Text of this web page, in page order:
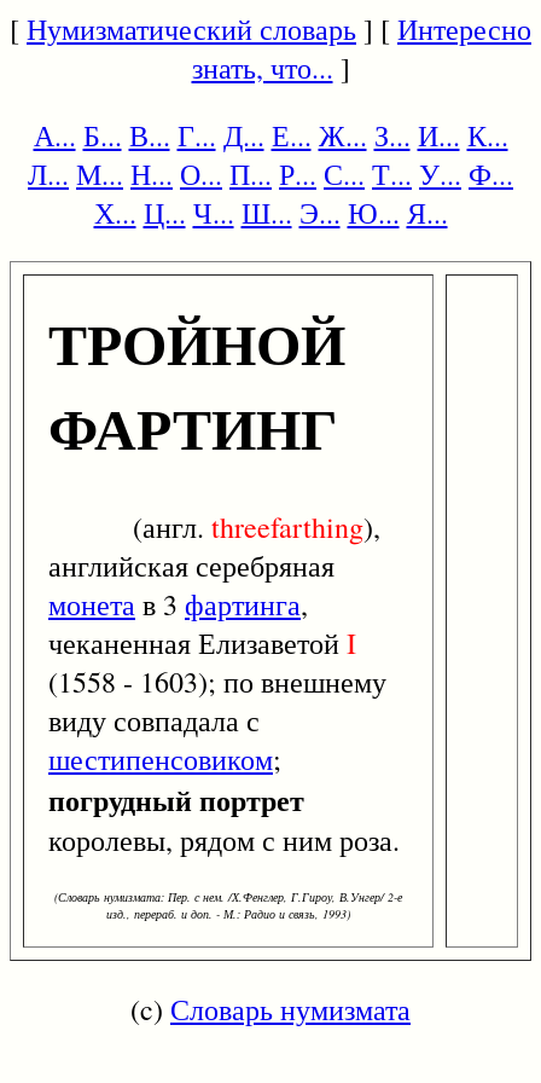
[Нумизматический словарь] [Интересно
знать, что... ]
А... Б... В... Г... Д... Е... Ж... З... И... К...
Л... М... Н... О... П... Р... С... Т... У... Ф...
Х... Ц... Ч... Ш... Э... Ю... Я...
ТРОЙНОЙ
ФАРТИНГ
(англ. threefarthing),
английская серебряная
монетав 3 фартинга,
чеканенная ЕлизаветойI
(1558 - 1603); по внешнему
виду совпадала с
шестипенсовиком;
погрудный портрет
королевы, рядом с ним роза.
(Словарь нумизмата: Пер. с нем. /Х.Фенглер, Г.Гироу, В.Унгер/ 2-е
изд., перераб. и доп. - М.: Радио и связь, 1993)
(c) Словарь нумизмата